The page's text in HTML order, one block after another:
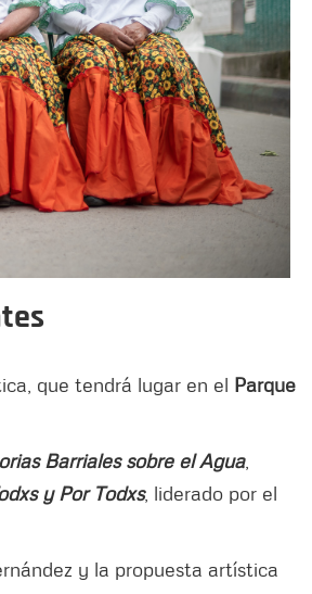
que tendrá lugar en el Parque
Barriales sobre el Agua,
y Por Todxs, liderado por el
y la propuesta artística